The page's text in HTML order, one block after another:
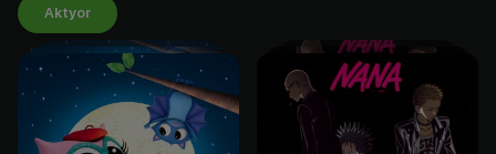
Aktyor